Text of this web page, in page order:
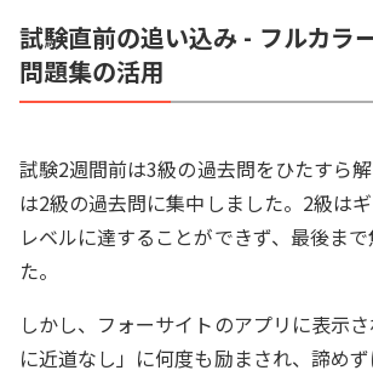
試験直前の追い込み - フルカラ
問題集の活用
試験2週間前は3級の過去問をひたすら
は2級の過去問に集中しました。2級は
レベルに達することができず、最後ま
た。
しかし、フォーサイトのアプリに表示
に近道なし」に何度も励まされ、諦め